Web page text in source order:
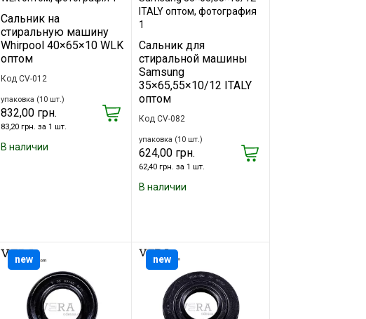
Сальник на
стиральную машину
Whirpool 40×65×10 WLK
оптом
Код CV-012
упаковка (10 шт.)
832,00 грн.
83,20 грн. за 1 шт.
В наличии
Сальник для
стиральной машины
Samsung
35×65,55×10/12 ITALY
оптом
Код CV-082
упаковка (10 шт.)
624,00 грн.
62,40 грн. за 1 шт.
В наличии
new new